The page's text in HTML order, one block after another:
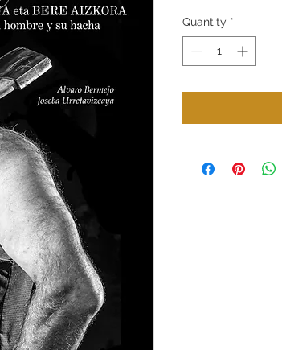
Quantity *